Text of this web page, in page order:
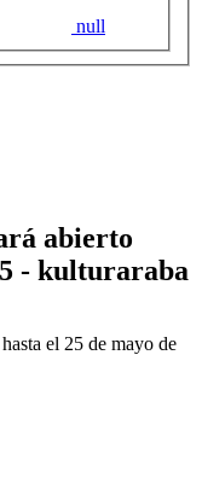
null
abierto
- kulturaraba
el 25 de mayo de